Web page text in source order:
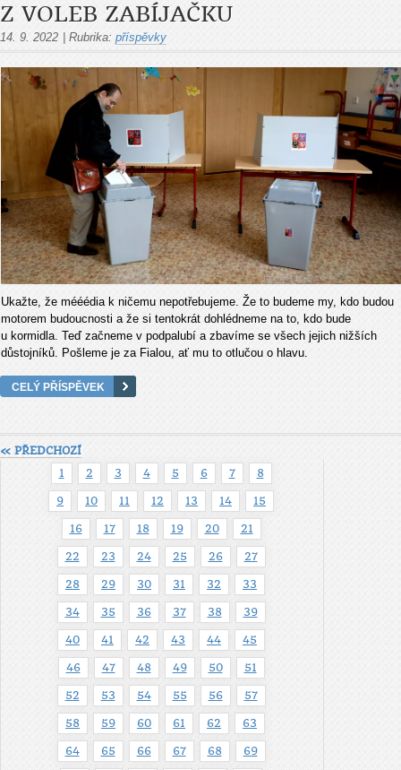
Z VOLEB ZABÍJAČKU
14. 9. 2022 Rubrika: příspěvky
Ukažte, že mééédia k ničemu nepotřebujeme. Že to budeme my, kdo budou
motorem budoucnosti a že si tentokrát dohlédneme na to, kdo bude
u kormidla. Teď začneme v podpalubí a zbavíme se všech jejich nižších
důstojníků. Pošleme je za Fialou, ať mu to otlučou o hlavu.
CELÝ PŘÍSPĚVEK
« PŘEDCHOZÍ
1
2 3 4 5 6 7 8
9 10 11 12 13 14 15
16 17 18 19 20 21
22 23 24 25 26 27
28 29 30 31 32 33
34 35 36 37 38 39
40 41 42 43 44 45
46 47 48 49 50 51
52 53 54 55 56 57
58 59 60 61 62 63
64 65 66 67 68 69